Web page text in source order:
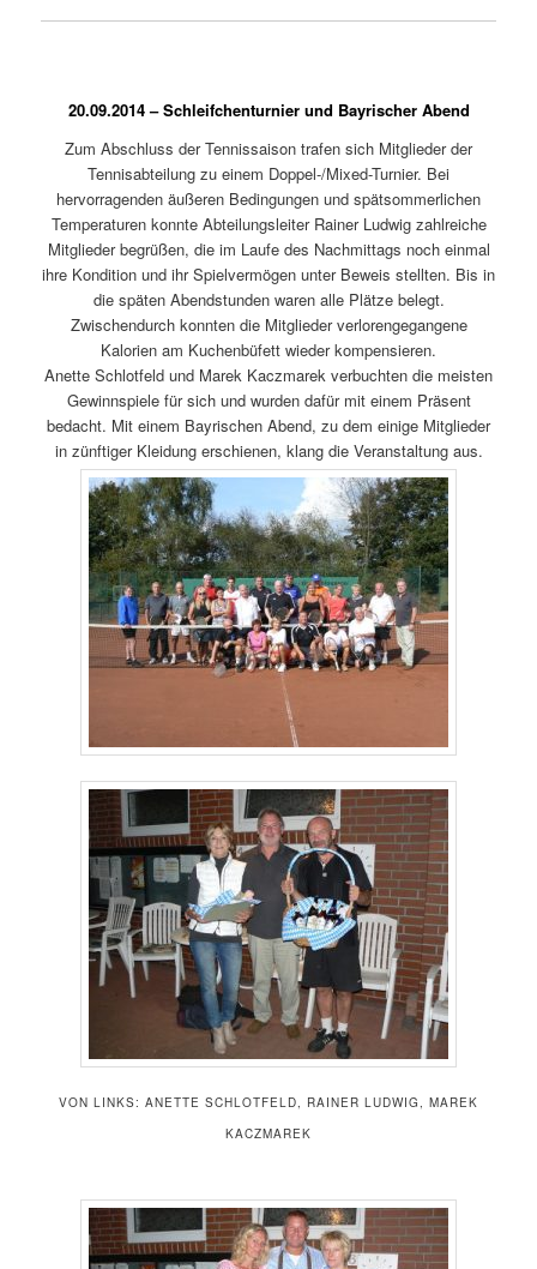
20.09.2014 – Schleifchenturnier und Bayrischer Abend
Zum Abschluss der Tennissaison trafen sich Mitglieder der
Tennisabteilung zu einem Doppel-/Mixed-Turnier. Bei
hervorragenden äußeren Bedingungen und spätsommerlichen
Temperaturen konnte Abteilungsleiter Rainer Ludwig zahlreiche
Mitglieder begrüßen, die im Laufe des Nachmittags noch einmal
ihre Kondition und ihr Spielvermögen unter Beweis stellten. Bis in
die späten Abendstunden waren alle Plätze belegt.
Zwischendurch konnten die Mitglieder verlorengegangene
Kalorien am Kuchenbüfett wieder kompensieren.
Anette Schlotfeld und Marek Kaczmarek verbuchten die meisten
Gewinnspiele für sich und wurden dafür mit einem Präsent
bedacht. Mit einem Bayrischen Abend, zu dem einige Mitglieder
in zünftiger Kleidung erschienen, klang die Veranstaltung aus.
VON LINKS: ANETTE SCHLOTFELD, RAINER LUDWIG, MAREK
KACZMAREK